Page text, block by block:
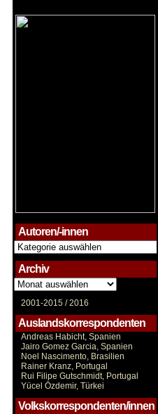
Autoren/-innen
Autoren/-
innen
Archiv
Archiv
2001-2015 /2016
Auslandskorrespondenten
Andreas Habicht, Spanien
Jairo Gomez Garcia, Spanien
Noel Nascimento, Brasilien
Rainer Kranz, Portugal
Rui Filipe Gutschmidt, Portugal
Yücel Özdemir, Türkei
Volkskorrespondenten/innen